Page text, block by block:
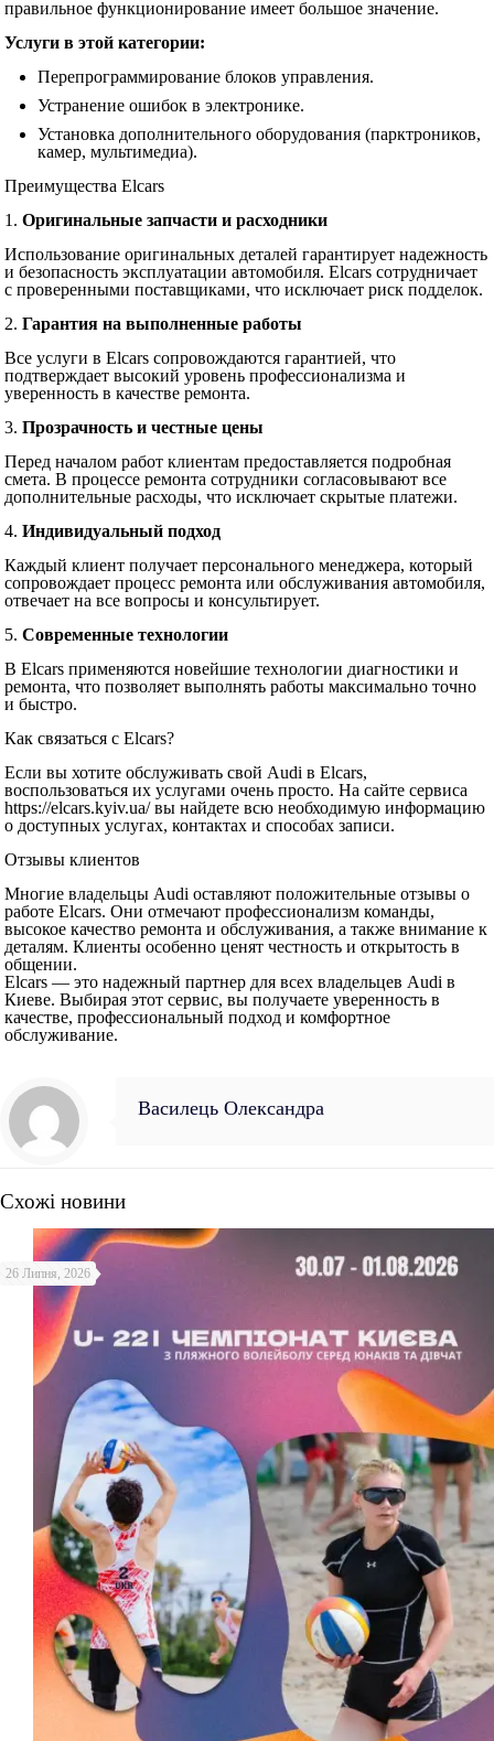
правильное функционирование имеет большое значение.
Услуги в этой категории:
Перепрограммирование блоков управления.
Устранение ошибок в электронике.
Установка дополнительного оборудования (парктроников,
камер, мультимедиа).
Преимущества Elcars
1.Оригинальные запчасти и расходники
Использование оригинальных деталей гарантирует надежность
и безопасность эксплуатации автомобиля. Elcars сотрудничает
с проверенными поставщиками, что исключает риск подделок.
2.Гарантия на выполненные работы
Все услуги в Elcars сопровождаются гарантией, что
подтверждает высокий уровень профессионализма и
уверенность в качестве ремонта.
3.Прозрачность и честные цены
Перед началом работ клиентам предоставляется подробная
смета. В процессе ремонта сотрудники согласовывают все
дополнительные расходы, что исключает скрытые платежи.
4.Индивидуальный подход
Каждый клиент получает персонального менеджера, который
сопровождает процесс ремонта или обслуживания автомобиля,
отвечает на все вопросы и консультирует.
5.Современные технологии
В Elcars применяются новейшие технологии диагностики и
ремонта, что позволяет выполнять работы максимально точно
и быстро.
Как связаться с Elcars?
Если вы хотите обслуживать свой Audi в Elcars,
воспользоваться их услугами очень просто. На сайте сервиса
https://elcars.kyiv.ua/ вы найдете всю необходимую информацию
о доступных услугах, контактах и способах записи.
Отзывы клиентов
Многие владельцы Audi оставляют положительные отзывы о
работе Elcars. Они отмечают профессионализм команды,
высокое качество ремонта и обслуживания, а также внимание к
деталям. Клиенты особенно ценят честность и открытость в
общении.
Elcars — это надежный партнер для всех владельцев Audi в
Киеве. Выбирая этот сервис, вы получаете уверенность в
качестве, профессиональный подход и комфортное
обслуживание.
Василець Олександра
Схожі новини
26 Липня, 2026